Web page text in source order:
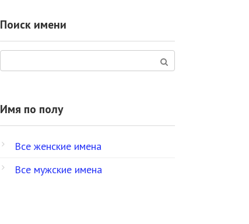
Поиск имени
Имя по полу
Все женские имена
Все мужские имена